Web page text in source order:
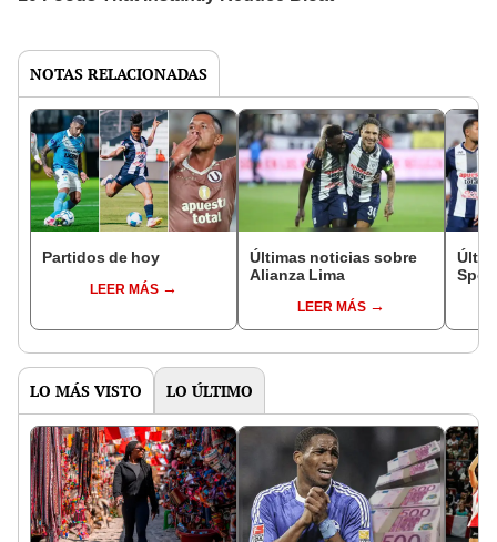
NOTAS RELACIONADAS
Partidos de hoy
LEER MÁS
Últimas noticias sobre
Alianza Lima
LEER MÁS
LO MÁS VISTO LO ÚLTIMO